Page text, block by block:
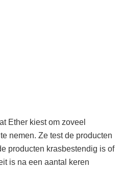
Ether kiest om zoveel
nemen. Ze test de producten
producten krasbestendig is of
is na een aantal keren